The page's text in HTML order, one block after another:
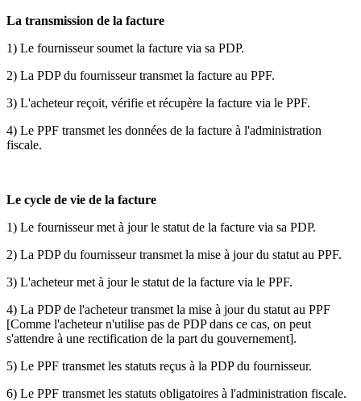
La transmission de la facture
1) Le fournisseur soumet la facture via sa PDP.
2) La PDP du fournisseur transmet la facture au PPF.
3) L'acheteur reçoit, vérifie et récupère la facture via le PPF.
4) Le PPF transmet les données de la facture à l'administration
fiscale.
Le cycle de vie de la facture
1) Le fournisseur met à jour le statut de la facture via sa PDP.
2) La PDP du fournisseur transmet la mise à jour du statut au PPF.
3) L'acheteur met à jour le statut de la facture via le PPF.
4) La PDP de l'acheteur transmet la mise à jour du statut au PPF
[Comme l'acheteur n'utilise pas de PDP dans ce cas, on peut
s'attendre à une rectification de la part du gouvernement].
5) Le PPF transmet les statuts reçus à la PDP du fournisseur.
6) Le PPF transmet les statuts obligatoires à l'administration fiscale.